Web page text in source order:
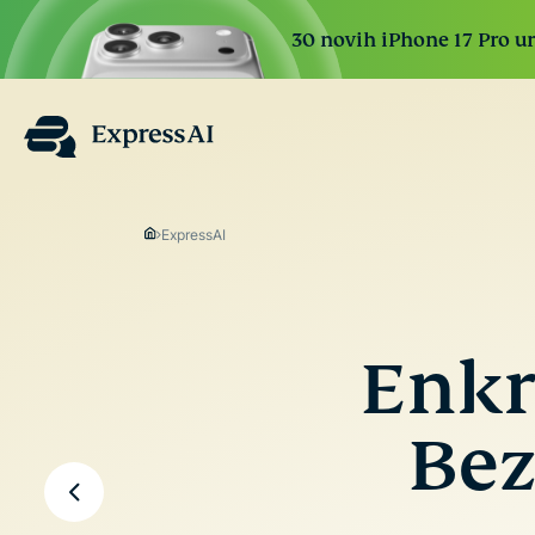
30 novih iPhone 17 Pro
ExpressAI